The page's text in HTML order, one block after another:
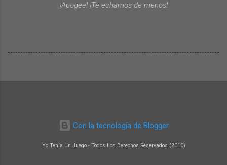
¡Apogee! ¡Te echamos de menos!
Con la tecnología de Blogger
Yo Tenía Un Juego - Todos Los Derechos Reservados (2010)